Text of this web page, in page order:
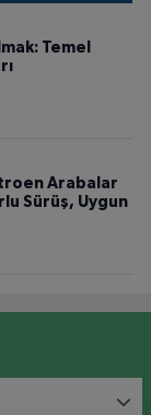
Temel
Arabalar
Sürüş, Uygun